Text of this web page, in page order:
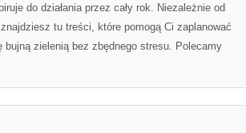
do działania przez cały rok. Niezależnie od
tu treści, które pomogą Ci zaplanować
zielenią bez zbędnego stresu. Polecamy